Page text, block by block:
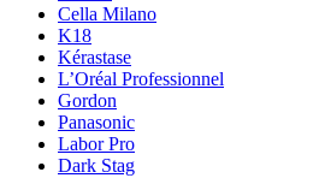
Cella Milano
K18
Kérastase
L’Oréal Professionnel
Gordon
Panasonic
Labor Pro
Dark Stag